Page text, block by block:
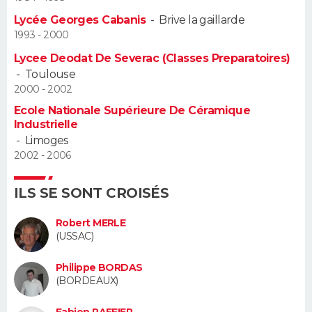
Alimentation
Guide de la santé
Maladies
Médicaments
Sommeil
VOYAGE
Destinations
City break
Voyage nature
Voyage de noces
Forum
Climat
+
PHOTO
BONS PLANS
CARTE DE VOEUX
Carte de Noël
Carte Bonne année
Carte Saint-Valentin
Carte Pâques
Carte d'anniversaire
DICTIONNAIRE
Dictionnaire
Biographies
Citations
Expressions
Proverbes
PROGRAMME TV
S'inscrire
Se connecter
Lycées
Collèges
Primaires
Universités
Entreprises
Service militaire
Avis de recherche
AVIS DE DÉCÈS
Lycée Georges Cabanis- Brive la gaillarde
1993 - 2000
Lycee Deodat De Severac (Classes Preparatoires)
- Toulouse
2000 - 2002
Ecole Nationale Supérieure De Céramique
Industrielle
- Limoges
2002 - 2006
ILS SE SONT CROISÉS
Robert MERLE
(USSAC)
Philippe BORDAS
(BORDEAUX)